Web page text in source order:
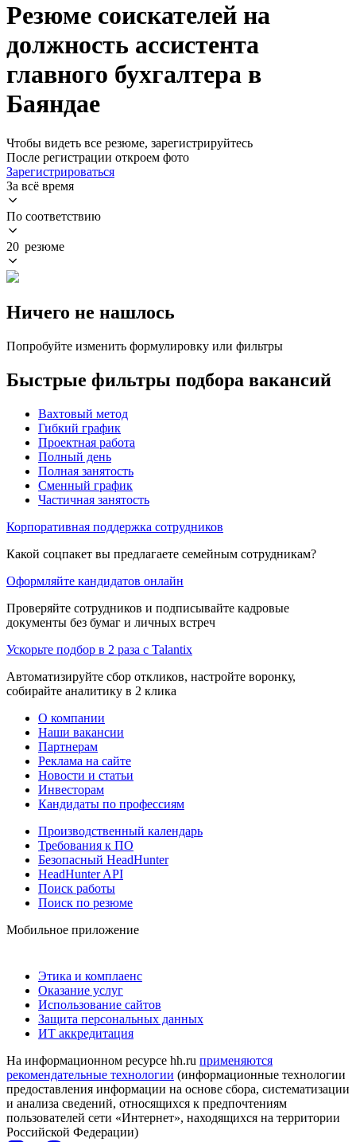
Резюме соискателей на
должность ассистента
главного бухгалтера в
Баяндае
Чтобы видеть все резюме, зарегистрируйтесь
После регистрации откроем фото
Зарегистрироваться
За всё время
По соответствию
20 резюме
Ничего не нашлось
Попробуйте изменить формулировку или фильтры
Быстрые фильтры подбора вакансий
Вахтовый метод
Гибкий график
Проектная работа
Полный день
Полная занятость
Сменный график
Частичная занятость
Корпоративная поддержка сотрудников
Какой соцпакет вы предлагаете семейным сотрудникам?
Оформляйте кандидатов онлайн
Проверяйте сотрудников и подписывайте кадровые
документы без бумаг и личных встреч
Ускорьте подбор в 2 раза с Talantix
Автоматизируйте сбор откликов, настройте воронку,
собирайте аналитику в 2 клика
О компании
Наши вакансии
Партнерам
Реклама на сайте
Новости и статьи
Инвесторам
Кандидаты по профессиям
Производственный календарь
Требования к ПО
Безопасный HeadHunter
HeadHunter API
Поиск работы
Поиск по резюме
Мобильное приложение
Этика и комплаенс
Оказание услуг
Использование сайтов
Защита персональных данных
ИТ аккредитация
На информационном ресурсе hh.ru применяются
рекомендательные технологии (информационные технологии
предоставления информации на основе сбора, систематизации
и анализа сведений, относящихся к предпочтениям
пользователей сети «Интернет», находящихся на территории
Российской Федерации)